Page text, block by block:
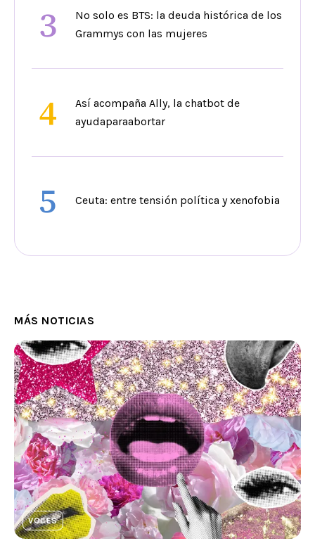
3
No solo es BTS: la deuda histórica de los
Grammys con las mujeres
4
Así acompaña Ally, la chatbot de
ayudaparaabortar
5 Ceuta: entre tensión política y xenofobia
MÁS NOTICIAS
VOCES